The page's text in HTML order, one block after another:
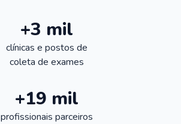
+3 mil
clínicas e postos de
coleta de exames
+19 mil
profissionais parceiros